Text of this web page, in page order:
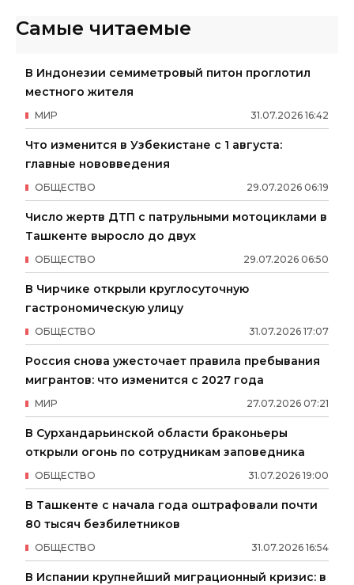
Самые читаемые
В Индонезии семиметровый питон проглотил
местного жителя
31.07.2026 16:42
МИР
Что изменится в Узбекистане с 1 августа:
главные нововведения
29.07.2026 06:19
ОБЩЕСТВО
Число жертв ДТП с патрульными мотоциклами в
Ташкенте выросло до двух
29.07.2026 06:50
ОБЩЕСТВО
В Чирчике открыли круглосуточную
гастрономическую улицу
31.07.2026 17:07
ОБЩЕСТВО
Россия снова ужесточает правила пребывания
мигрантов: что изменится с 2027 года
27.07.2026 07:21
МИР
В Сурхандарьинской области браконьеры
открыли огонь по сотрудникам заповедника
31.07.2026 19:00
ОБЩЕСТВО
В Ташкенте с начала года оштрафовали почти
80 тысяч безбилетников
31.07.2026 16:54
ОБЩЕСТВО
В Испании крупнейший миграционный кризис: в